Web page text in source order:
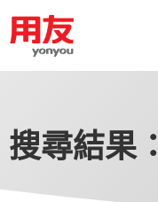
搜尋結果：